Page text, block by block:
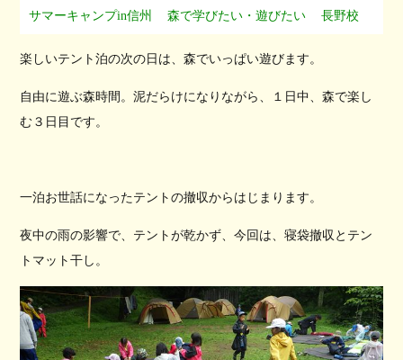
サマーキャンプin信州 森で学びたい・遊びたい 長野校
楽しいテント泊の次の日は、森でいっぱい遊びます。
自由に遊ぶ森時間。泥だらけになりながら、１日中、森で楽し
む３日目です。
一泊お世話になったテントの撤収からはじまります。
夜中の雨の影響で、テントが乾かず、今回は、寝袋撤収とテン
トマット干し。